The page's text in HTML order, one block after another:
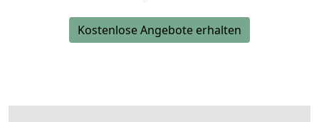
Kostenlose Angebote erhalten